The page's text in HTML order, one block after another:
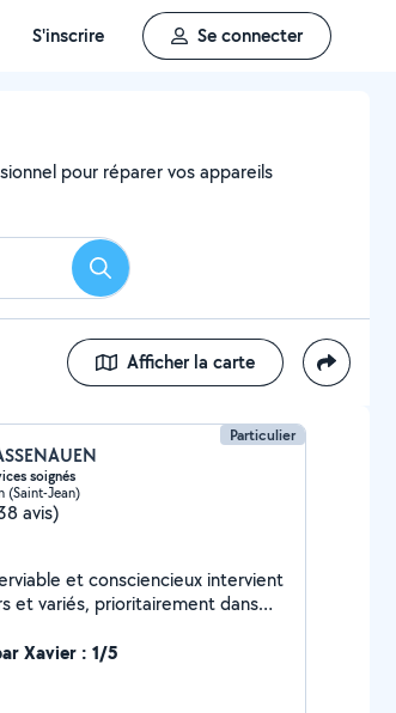
S'inscrire Se connecter
pour réparer vos appareils
Rechercher
Afficher la carte
Particulier
soignés
(Saint-Jean)
avis)
et consciencieux intervient
bricolage je fournis un travail
de logements.
Xavier : 1/5